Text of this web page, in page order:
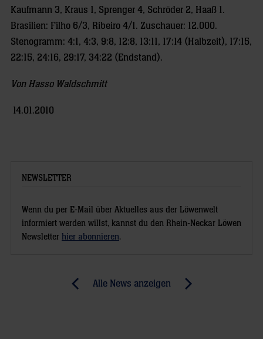
Kaufmann 3, Kraus 1, Sprenger 4, Schröder 2, Haaß 1.
Brasilien: Filho 6/3, Ribeiro 4/1. Zuschauer: 12.000.
Stenogramm: 4:1, 4:3, 9:8, 12:8, 13:11, 17:14 (Halbzeit), 17:15,
22:15, 24:16, 29:17, 34:22 (Endstand).
Von Hasso Waldschmitt
14.01.2010
NEWSLETTER
Wenn du per E-Mail über Aktuelles aus der Löwenwelt
informiert werden willst, kannst du den Rhein-Neckar Löwen
Newsletter hier abonnieren.
Alle News anzeigen